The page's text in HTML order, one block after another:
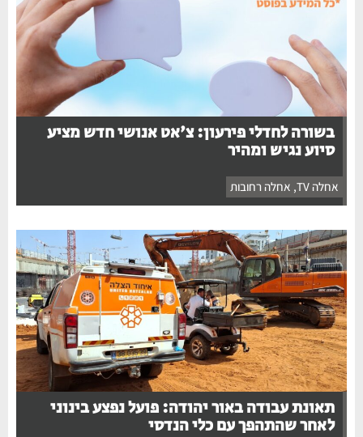
בשורה לחדלי פירעון: צ'אט אנושי חדש מציע
סיוע נגיש ומהיר
אחלה TV ,אחלה רחובות
תאונת עבודה באור יהודה: פועל נפצע בינוני
לאחר שהתהפך עם כלי הנדסי